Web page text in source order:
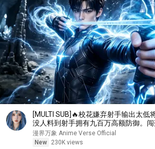
[MULTI SUB]🔥校花嫌弃射手输出太低
没人料到射手拥有九百万高额防御。闯
接刷新校史纪录强势打脸！
漫界万象 Anime Verse Official
New
230K views